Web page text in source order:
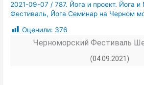
2021-09-07 /787. Йога и проект. Йога
Фестиваль, Йога Семинар на Черном
Оценили: 376
Черноморский Фестиваль
(04.09.2021)